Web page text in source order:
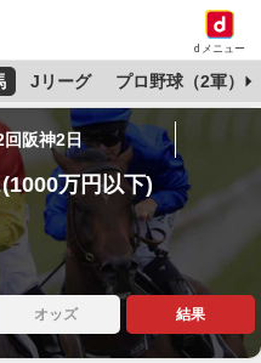
dメニュー
Jリーグ プロ野球（2軍）
阪神2日
万円以下)
オッズ 結果